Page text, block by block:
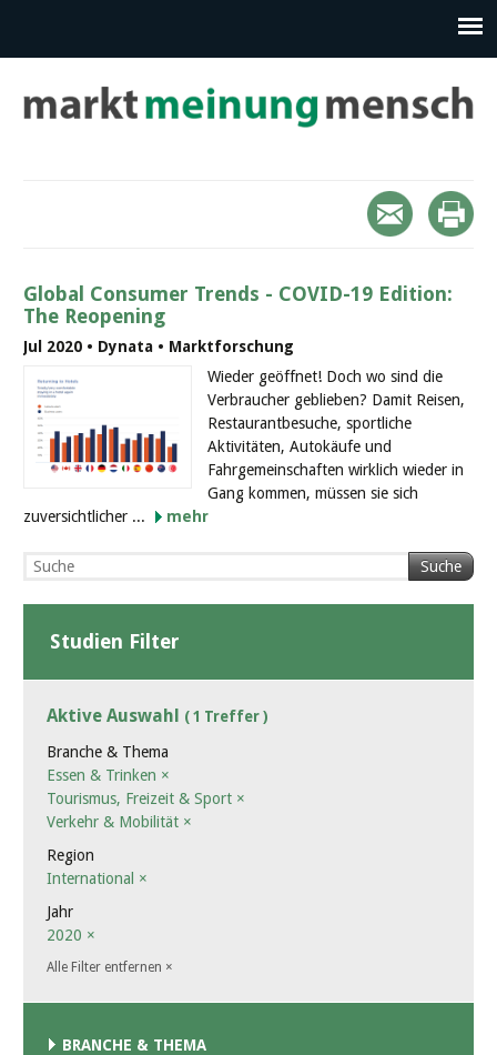
Global Consumer Trends - COVID-19 Edition:
The Reopening
Jul 2020 • Dynata • Marktforschung
Wieder geöffnet! Doch wo sind die
Verbraucher geblieben? Damit Reisen,
Restaurantbesuche, sportliche
Aktivitäten, Autokäufe und
Fahrgemeinschaften wirklich wieder in
Gang kommen, müssen sie sich
zuversichtlicher ...
mehr
Suche
Studien Filter
Aktive Auswahl ( 1 Treffer )
Branche & Thema
Essen & Trinken ×
Tourismus, Freizeit & Sport ×
Verkehr & Mobilität ×
Region
International ×
Jahr
2020 ×
Alle Filter entfernen ×
BRANCHE & THEMA